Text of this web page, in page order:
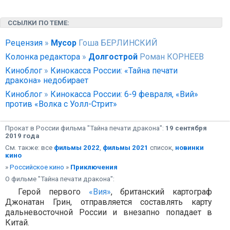
ССЫЛКИ ПО ТЕМЕ:
Рецензия » Мусор Гоша БЕРЛИНСКИЙ
Колонка редактора » Долгострой Роман КОРНЕЕВ
Киноблог » Кинокасса России: «Тайна печати
дракона» недобирает
Киноблог » Кинокасса России: 6-9 февраля, «Вий»
против «Волка с Уолл-Стрит»
Прокат в России фильма "Тайна печати дракона": 19 сентября
2019 года
См. также: все фильмы 2022, фильмы 2021 список, новинки
кино
» Российское кино » Приключения
О фильме "Тайна печати дракона":
Герой первого «Вия», британский картограф
Джонатан Грин, отправляется составлять карту
дальневосточной России и внезапно попадает в
Китай.